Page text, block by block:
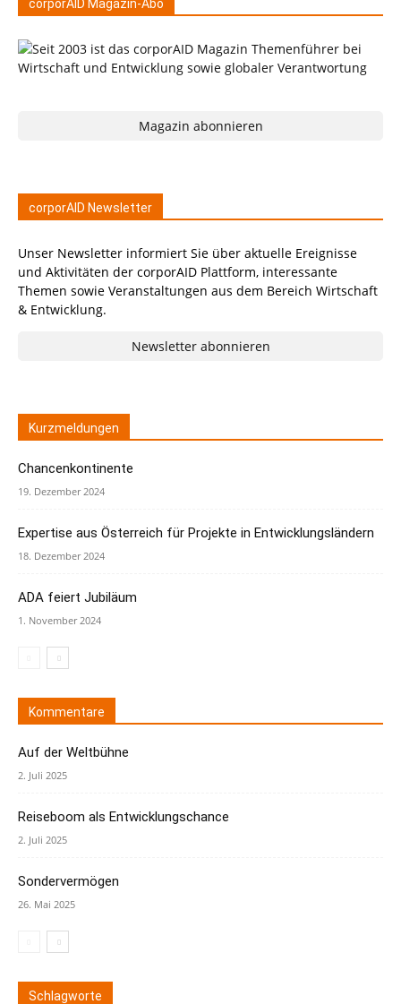
corporAID Magazin-Abo
Magazin abonnieren
corporAID Newsletter
Unser Newsletter informiert Sie über aktuelle Ereignisse
und Aktivitäten der corporAID Plattform, interessante
Themen sowie Veranstaltungen aus dem Bereich Wirtschaft
& Entwicklung.
Newsletter abonnieren
Kurzmeldungen
Chancenkontinente
19. Dezember 2024
Expertise aus Österreich für Projekte in Entwicklungsländern
18. Dezember 2024
ADA feiert Jubiläum
1. November 2024
Kommentare
Auf der Weltbühne
2. Juli 2025
Reiseboom als Entwicklungschance
2. Juli 2025
Sondervermögen
26. Mai 2025
Schlagworte